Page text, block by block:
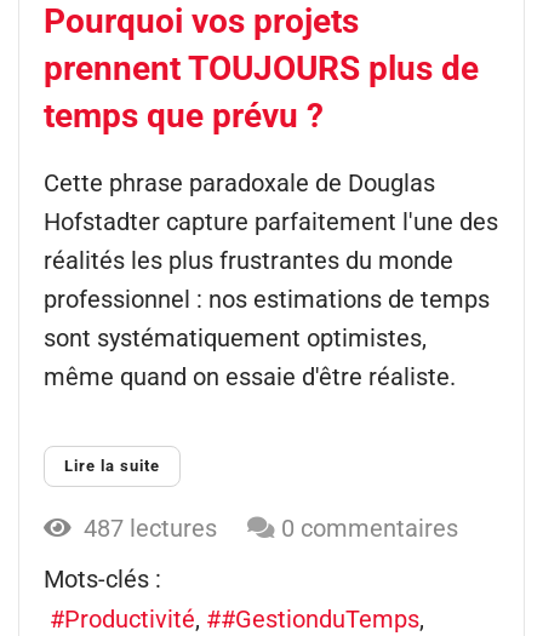
Pourquoi vos projets
prennent TOUJOURS plus de
temps que prévu ?
Cette phrase paradoxale de Douglas
Hofstadter capture parfaitement l'une des
réalités les plus frustrantes du monde
professionnel : nos estimations de temps
sont systématiquement optimistes,
même quand on essaie d'être réaliste.
Lire la suite
487 lectures
0 commentaires
Mots-clés :
Productivité
#GestionduTemps